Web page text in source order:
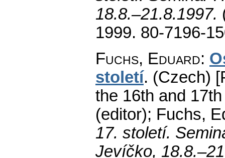
18.8.–21.8.1997.
1999. 80-7196-
Fuchs, Eduard:
století. (Czech)
the 16th and
(editor); Fuchs,
17. století.
Jevíčko,